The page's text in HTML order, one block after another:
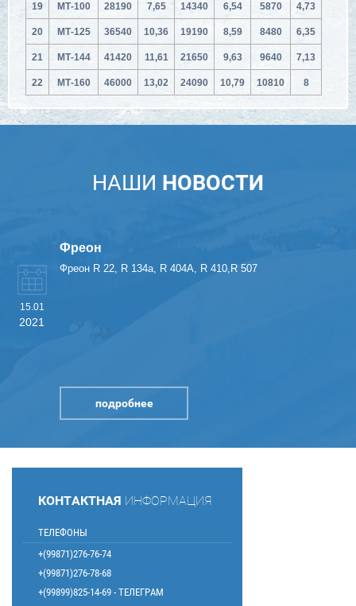
19 МТ-100 28190 7,65 14340 6,54 5870 4,73
20 МТ-125 36540 10,36 19190 8,59 8480 6,35
21 МТ-144 41420 11,61 21650 9,63 9640 7,13
22 МТ-160 46000 13,02 24090 10,79 10810 8
НАШИ НОВОСТИ
Фреон
15.01
2021
Фреон R 22, R 134a, R 404A, R 410,R 507
подробнее
КОНТАКТНАЯ ИНФОРМАЦИЯ
ТЕЛЕФОНЫ
+(99871)276-76-74
+(99871)276-78-68
+(99899)825-14-69 - ТЕЛЕГРАМ